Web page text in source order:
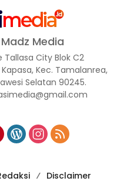
Media
Tallasa City Blok C2
Kec. Tamalanrea,
Selatan 90245.
Disclaimer